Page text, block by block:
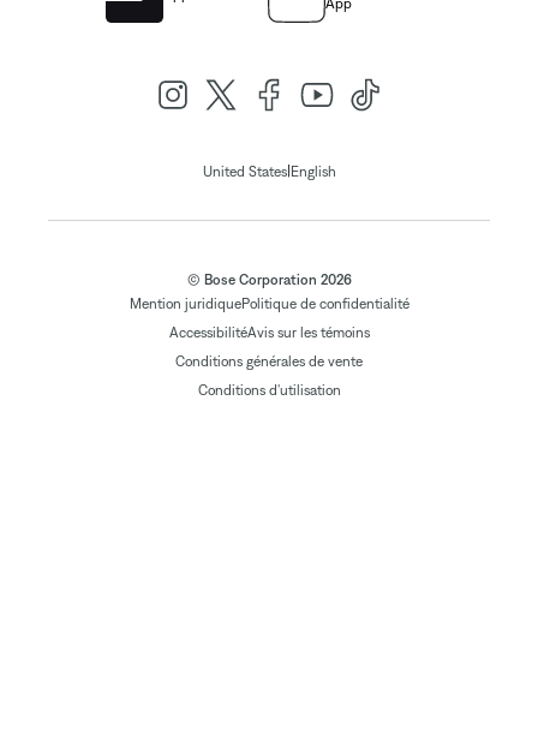
App
United States| English
© Bose Corporation 2026
Mention juridiquePolitique de confidentialité
AccessibilitéAvis sur les témoins
Conditions générales de vente
Conditions d'utilisation